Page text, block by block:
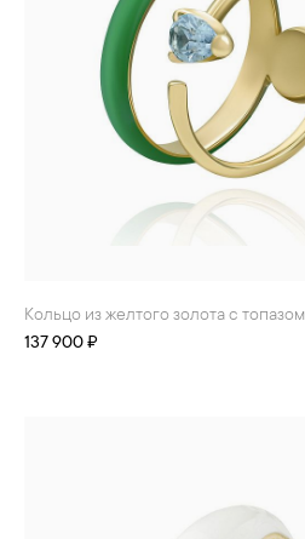
Кольцо из желтого золота с топазом
137 900 ₽